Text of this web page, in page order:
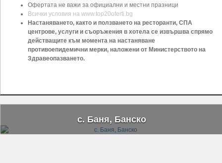
Офертата не важи за официални и местни празници
Всички условия на www.top20oferti.bg
Настаняването, както и ползването на ресторанти, СПА
центрове, услуги и съоръжения в хотела се извършва спрямо
действащите към момента на настаняване
противоепидемични мерки, наложени от Министерството на
Здравеопазването.
с. Баня, Банско